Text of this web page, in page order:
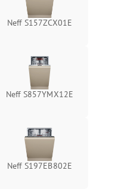
Neff S157ZCX01E
Neff S857YMX12E
Neff S197EB802E